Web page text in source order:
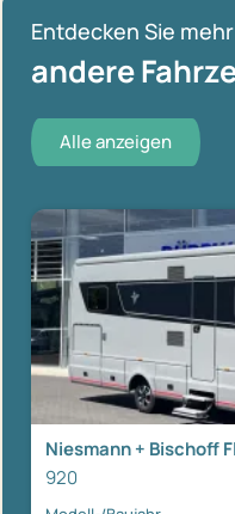
Entdecken Sie
andere
Alle anzeigen
Niesmann + Bischoff
920